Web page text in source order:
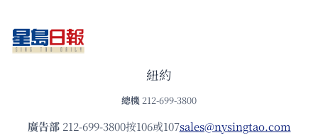
紐約
總機 212-699-3800
廣告部212-699-3800按106或107sales@nysingtao.com